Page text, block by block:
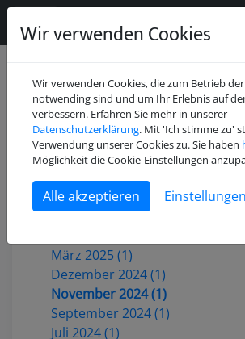
Juli 2026 (2)
Mai 2026 (1)
Dezember 2025 (3)
Oktober 2025 (1)
Juni 2025 (1)
März 2025 (1)
Dezember 2024 (1)
November 2024 (1)
September 2024 (1)
Juli 2024 (1)
Wir verwenden Cookies
Wir verwenden Cookies, die zum Betrieb
notwending sind und um Ihr Erlebnis auf
verbessern. Erfahren Sie mehr in unserer
Datenschutzerklärung. Mit 'Ich stimme zu'
Verwendung unserer Cookies zu. Sie haben
Möglichkeit die Cookie-Einstellungen